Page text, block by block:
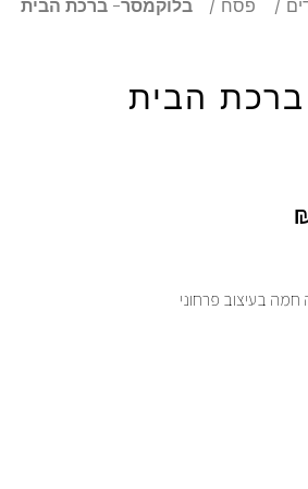
פסח
בלוקמסר- ברכת הבית
הבית
בעיצוב פרחוני